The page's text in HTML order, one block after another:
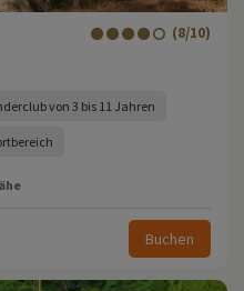
(8/10)
von 3 bis 11 Jahren
Buchen